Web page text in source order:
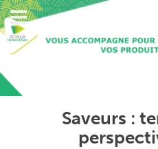
Saveurs :